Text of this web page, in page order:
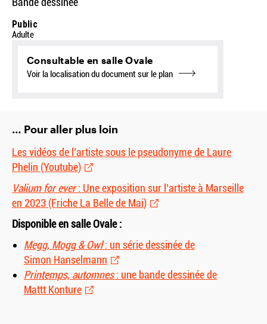
Public
Adulte
Consultable en salle Ovale
Voir la localisation du document sur le plan
… Pour aller plus loin
Les vidéos de l’artiste sous le pseudonyme de Laure
Phelin (Youtube)
Valium for ever: Une exposition sur l’artiste à Marseille
en 2023 (Friche La Belle de Mai)
Disponible en salle Ovale :
Megg, Mogg&Owl: un série dessinée de
Simon Hanselmann
Printemps, automnes: une bande dessinée de
Mattt Konture